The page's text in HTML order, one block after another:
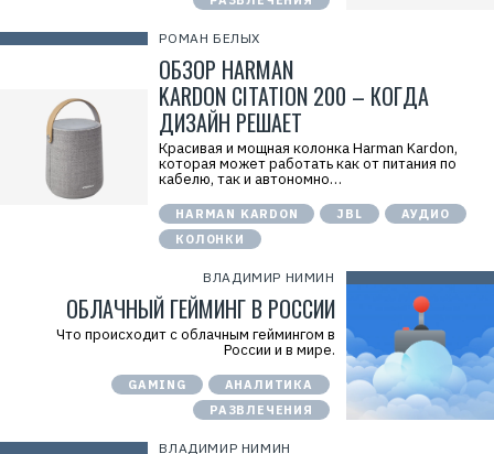
РОМАН БЕЛЫХ
ОБЗОР HARMAN
KARDON CITATION 200 – КОГДА
ДИЗАЙН РЕШАЕТ
Красивая и мощная колонка Harman Kardon,
которая может работать как от питания по
кабелю, так и автономно…
HARMAN KARDON JBL
АУДИО
КОЛОНКИ
ВЛАДИМИР НИМИН
ОБЛАЧНЫЙ ГЕЙМИНГ В РОССИИ
Что происходит с облачным геймингом в
России и в мире.
GAMING
АНАЛИТИКА
РАЗВЛЕЧЕНИЯ
ВЛАДИМИР НИМИН